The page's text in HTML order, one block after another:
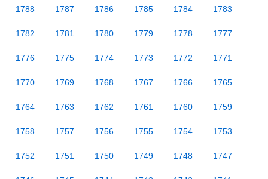
1788 1787 1786 1785 1784 1783
1782 1781 1780 1779 1778 1777
1776 1775 1774 1773 1772 1771
1770 1769 1768 1767 1766 1765
1764 1763 1762 1761 1760 1759
1758 1757 1756 1755 1754 1753
1752 1751 1750 1749 1748 1747